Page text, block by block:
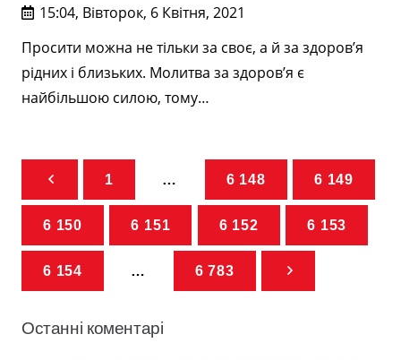
15:04, Вівторок, 6 Квітня, 2021
Просити можна не тільки за своє, а й за здоров’я
рідних і близьких. Молитва за здоров’я є
найбільшою силою, тому…
1 … 6 148 6 149
6 150 6 151 6 152 6 153
6 154 … 6 783
Останні коментарі